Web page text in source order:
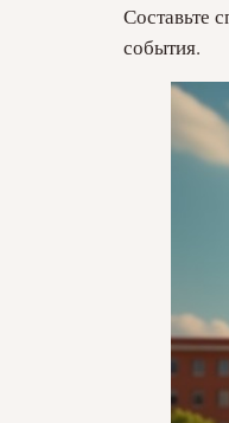
Составьте
события.